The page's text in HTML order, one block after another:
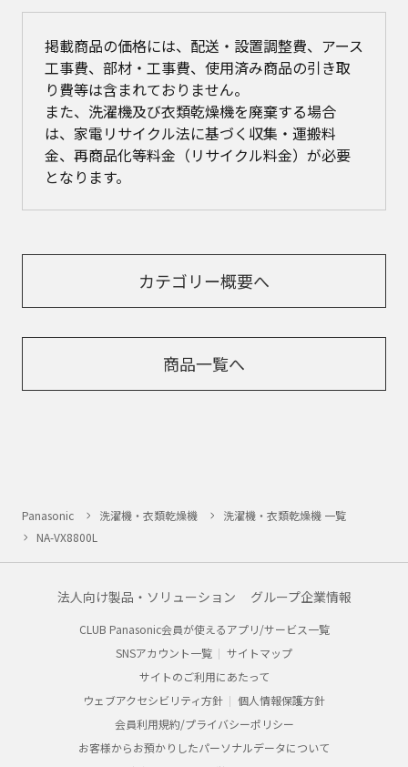
掲載商品の価格には、配送・設置調整費、アース
工事費、部材・工事費、使用済み商品の引き取
り費等は含まれておりません。
また、洗濯機及び衣類乾燥機を廃棄する場合
は、家電リサイクル法に基づく収集・運搬料
金、再商品化等料金（リサイクル料金）が必要
となります。
カテゴリー概要へ
商品一覧へ
Panasonic 洗濯機・衣類乾燥機
洗濯機・衣類乾燥機 一覧
NA-VX8800L
法人向け製品・ソリューション グループ企業情報
CLUB Panasonic会員が使えるアプリ/サービス一覧
SNSアカウント一覧
サイトマップ
サイトのご利用にあたって
ウェブアクセシビリティ方針
個人情報保護方針
会員利用規約/プライバシーポリシー
お客様からお預かりしたパーソナルデータについて